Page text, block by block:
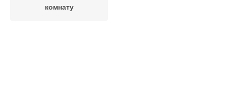
комнату